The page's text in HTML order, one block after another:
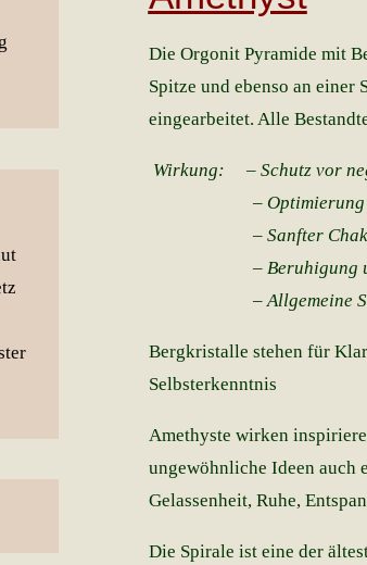
Die Orgonit Pyramide mit
Spitze und ebenso an
eingearbeitet. Alle
Wirkung: – Schutz vor
– Optimierung
– Sanfter
– Beruhigung und
– Allgemeine
Bergkristalle stehen für
Selbsterkenntnis
Amethyste wirken
ungewöhnliche Ideen auch
Gelassenheit, Ruhe,
Die Spirale ist eine der